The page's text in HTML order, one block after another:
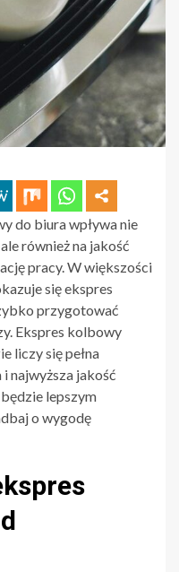
do biura wpływa nie
również na jakość
pracy. W większości
się ekspres
przygotować
Ekspres kolbowy
liczy się pełna
najwyższa jakość
lepszym
o wygodę